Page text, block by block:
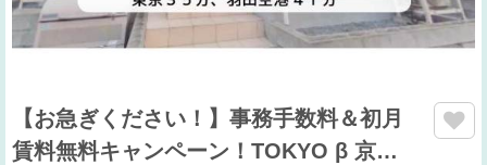
【お急ぎください！】事務手数料＆初月
賃料無料キャンペーン！TOKYO β 京…